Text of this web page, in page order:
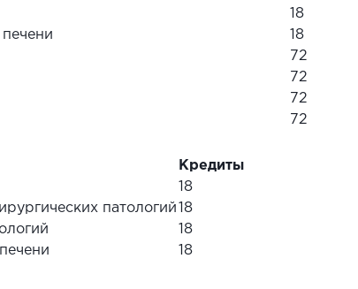
18
18
72
72
72
72
Кредиты
18
патологий
18
18
18